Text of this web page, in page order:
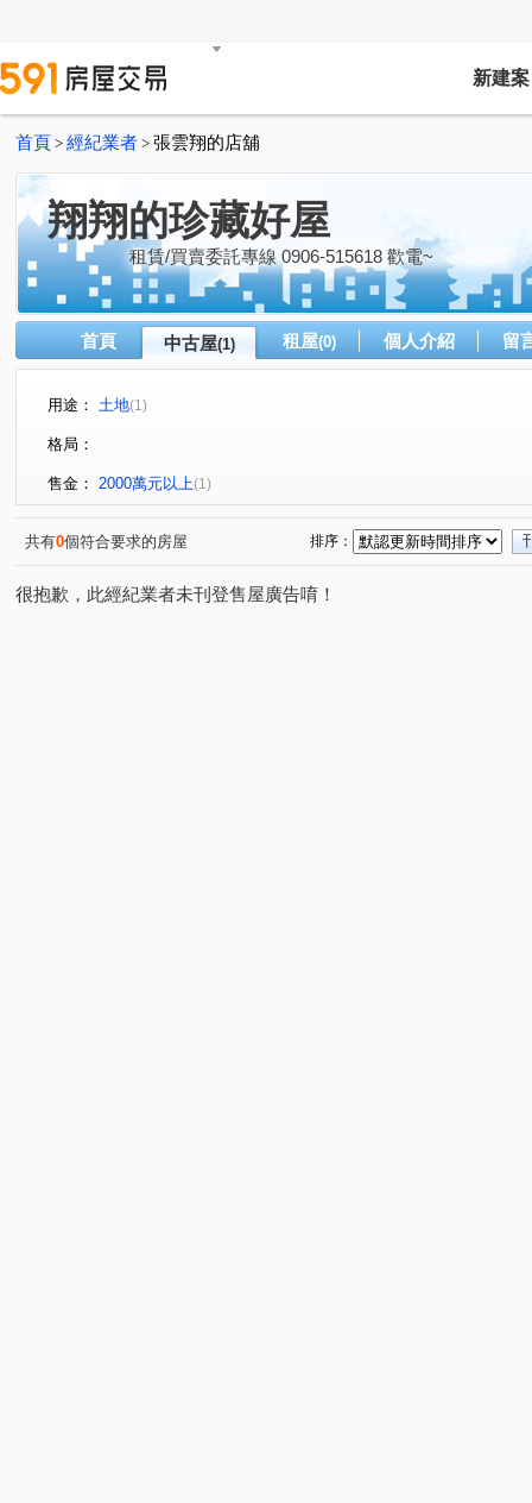
新建案
首頁 > 經紀業者 > 張雲翔的店舖
翔翔的珍藏好屋
租賃/買賣委託專線 0906-515618 歡電~
首頁 中古屋(1) 租屋(0) 個人介紹 留
用途： 土地(1)
格局：
售金： 2000萬元以上(1)
共有0個符合要求的房屋 排序：
很抱歉，此經紀業者未刊登售屋廣告唷！